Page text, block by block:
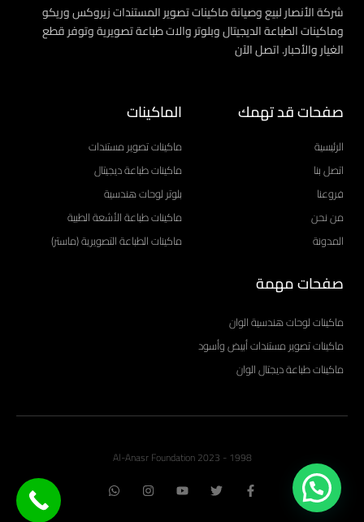
شركة الأنصار لبيع وصيانة ماكينات تصوير المستندات زيروكس وريكو
وماكينات الطباعة الديجيتال وبلوتر والات طباعة تصويرية وتوفر قطع
الغيار والأحبار. اتصل الآن
صفحات قد تهمك
الرئيسية
اتصل بنا
فروعنا
من نحن
المدونة
الماكينات
ماكينات تصوير مستندات
ماكينات طباعة ديجيتال
بلوتر لوحات هندسية
ماكينات طباعة الأشعة الطبية
ماكينات الطباعة التصويرية (ماستر)
صفحات مهمة
ماكينات لوحات هندسية الوان
ماكينات تصوير مستندات أبيض وأسود
ماكينات طباعة ديجتال الوان
1998 - 2023 Al-Anasr Foundation
a
c
w
i
o
u
n
s
h
a